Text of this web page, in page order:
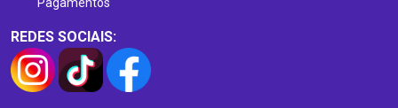
Pagamentos
REDES SOCIAIS: